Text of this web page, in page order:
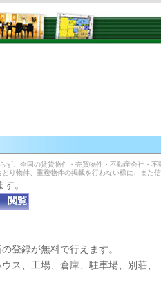
、全国の賃貸物件・売買物件・不動産会社・
物件、重複物件の掲載を行わない様に、また
。
閲覧
登録が無料で行えます。
ス、工場、倉庫、駐車場、別荘、